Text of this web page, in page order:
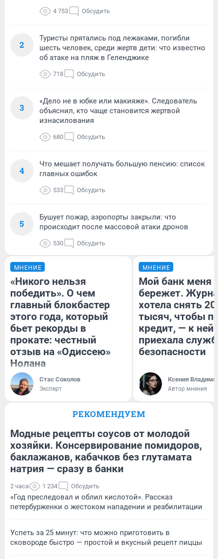
4 753 Обсудить
2
Туристы прятались под лежаками, погибли
шесть человек, среди жертв дети: что известно
об атаке на пляж в Геленджике
718 Обсудить
3
«Дело не в юбке или макияже». Следователь
объяснил, кто чаще становится жертвой
изнасилования
680 Обсудить
4
Что мешает получать большую пенсию: список
главных ошибок
533 Обсудить
5
Бушует пожар, аэропорты закрыли: что
происходит после массовой атаки дронов
530 Обсудить
МНЕНИЕ
«Никого нельзя
победить». О чем
главный блокбастер
этого года, который
бьет рекорды в
прокате: честный
отзыв на «Одиссею»
Нолана
Стас Соколов
Эксперт
МНЕНИЕ
Мой банк меня
бережет.
хотела снять
тысяч, чтобы
кредит, — к
приехала
безопасности
Ксения
Автор мнения
РЕКОМЕНДУЕМ
Модные рецепты соусов от молодой
хозяйки. Консервирование помидоров,
баклажанов, кабачков без глутамата
натрия — сразу в банки
2 часа 1 234 Обсудить
«Год преследовал и облил кислотой». Рассказ
петербурженки о жестоком нападении и реабилитации
Успеть за 25 минут: что можно приготовить в
сковороде быстро — простой и вкусный рецепт пиццы